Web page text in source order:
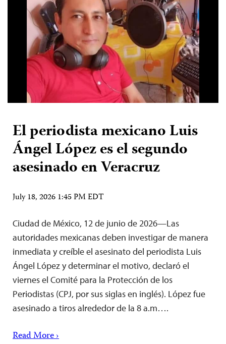
El periodista mexicano Luis
Ángel López es el segundo
asesinado en Veracruz
July 18, 2026 1:45 PM EDT
Ciudad de México, 12 de junio de 2026—Las
autoridades mexicanas deben investigar de manera
inmediata y creíble el asesinato del periodista Luis
Ángel López y determinar el motivo, declaró el
viernes el Comité para la Protección de los
Periodistas (CPJ, por sus siglas en inglés). López fue
asesinado a tiros alrededor de la 8 a.m….
Read More ›